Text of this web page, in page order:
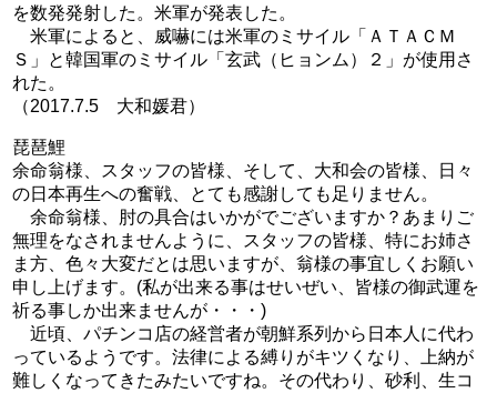
を数発発射した。米軍が発表した。
米軍によると、威嚇には米軍のミサイル「ＡＴＡＣＭ
Ｓ」と韓国軍のミサイル「玄武（ヒョンム）２」が使用さ
れた。
（2017.7.5 大和媛君）
琵琶鯉
余命翁様、スタッフの皆様、そして、大和会の皆様、日々
の日本再生への奮戦、とても感謝しても足りません。
余命翁様、肘の具合はいかがでございますか？あまりご
無理をなされませんように、スタッフの皆様、特にお姉さ
ま方、色々大変だとは思いますが、翁様の事宜しくお願い
申し上げます。(私が出来る事はせいぜい、皆様の御武運を
祈る事しか出来ませんが・・・)
近頃、パチンコ店の経営者が朝鮮系列から日本人に代わ
っているようです。法律による縛りがキツくなり、上納が
難しくなってきたみたいですね。その代わり、砂利、生コ